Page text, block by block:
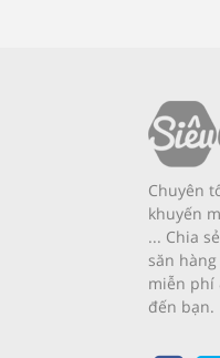
Chuyên
khuyến
... Chia
săn
miễn phí
đến bạn.